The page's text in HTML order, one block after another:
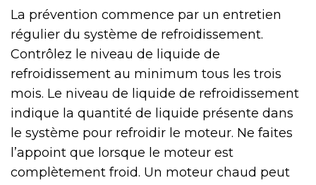
La prévention commence par un entretien
régulier du système de refroidissement.
Contrôlez le niveau de liquide de
refroidissement au minimum tous les trois
mois. Le niveau de liquide de refroidissement
indique la quantité de liquide présente dans
le système pour refroidir le moteur. Ne faites
l’appoint que lorsque le moteur est
complètement froid. Un moteur chaud peut